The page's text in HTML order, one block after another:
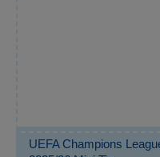
UEFA Champions